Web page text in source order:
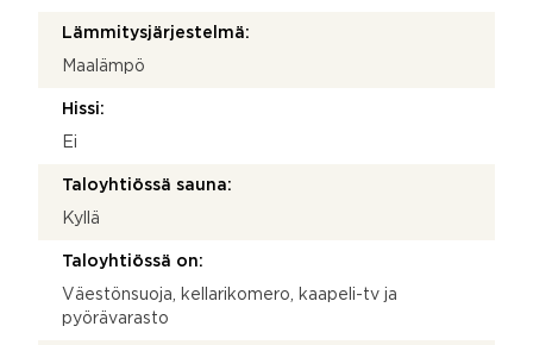
Lämmitysjärjestelmä:
Maalämpö
Hissi:
Ei
Taloyhtiössä sauna:
Kyllä
Taloyhtiössä on:
Väestönsuoja, kellarikomero, kaapeli-tv ja
pyörävarasto